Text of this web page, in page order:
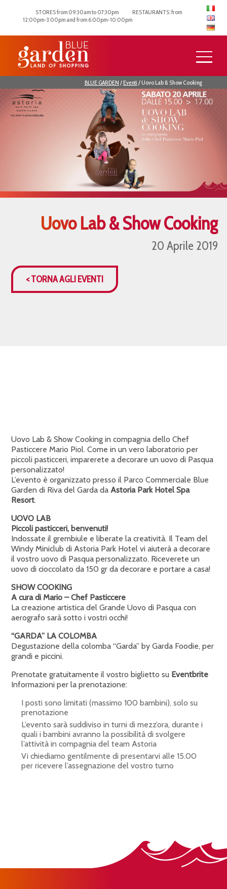
STORES from 09:30am to 07:30pm
RESTAURANTS: from
12:00pm-3:00pm and from 6:00pm-10:00pm
BLUE GARDEN / Eventi / Uovo Lab & Show Cooking
Uovo Lab & Show Cooking
20 Aprile 2019
< TORNA AGLI EVENTI
Uovo Lab & Show Cooking in compagnia dello Chef
Pasticcere Mario Piol. Come in un vero laboratorio per
piccoli pasticceri, imparerete a decorare un uovo di Pasqua
personalizzato!
L’evento è organizzato presso il Parco Commerciale Blue
Garden di Riva del Garda daAstoria Park Hotel Spa
Resort.
UOVO LAB
Piccoli pasticceri, benvenuti!
Indossate il grembiule e liberate la creatività. Il Team del
Windy Miniclub di Astoria Park Hotel vi aiuterà a decorare
il vostro uovo di Pasqua personalizzato. Riceverete un
uovo di cioccolato da 150 gr da decorare e portare a casa!
SHOW COOKING
A cura di Mario – Chef Pasticcere
La creazione artistica del Grande Uovo di Pasqua con
aerografo sarà sotto i vostri occhi!
“GARDA” LA COLOMBA
Degustazione della colomba “Garda” by Garda Foodie, per
grandi e piccini.
Prenotate gratuitamente il vostro biglietto su Eventbrite
Informazioni per la prenotazione:
I posti sono limitati (massimo 100 bambini), solo su
prenotazione
L’evento sarà suddiviso in turni di mezz’ora, durante i
quali i bambini avranno la possibilità di svolgere
l’attività in compagnia del team Astoria
Vi chiediamo gentilmente di presentarvi alle 15.00
per ricevere l’assegnazione del vostro turno